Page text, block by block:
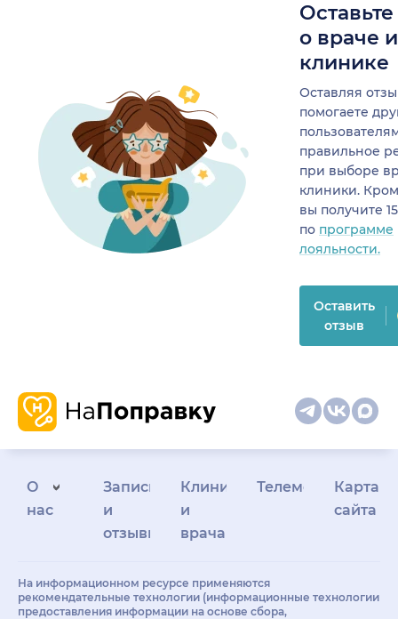
о враче
клинике
Оставляя
помогаете
правильное
при выборе
клиники.
вы получите
по программе
лояльности.
Оставить
отзыв
О
нас
Запись
и
отзывы
Клиникам
и
врачам
Телемедицина
Карта
сайта
На информационном ресурсе применяются
рекомендательные технологии (информационные технологии
предоставления информации на основе сбора,